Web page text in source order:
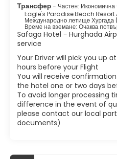
Трансфер - Частен:
Eagle's Paradise Beach Resort
Международно летище Хургада
Време на вземане: Очаква
Safaga Hotel - Hurghada
service
Your Driver will pick you up
hours before your Flight
You will receive
the hotel one or two days
To avoid longer processing
difference in the event of
please contact our local
documents)